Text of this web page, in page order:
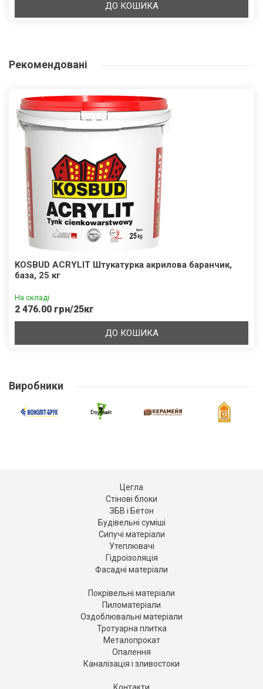
ДО КОШИКА
Рекомендовані
KOSBUD ACRYLIT Штукатурка акрилова баранчик,
база, 25 кг
На складі
2 476.00 грн/25кг
ДО КОШИКА
Виробники
Цегла
Стінові блоки
ЗБВ і Бетон
Будівельні суміші
Сипучі матеріали
Утеплювачі
Гідроізоляція
Фасадні матеріали
Покрівельні матеріали
Пиломатеріали
Оздоблювальні матеріали
Тротуарна плитка
Металопрокат
Опалення
Каналізація і зливостоки